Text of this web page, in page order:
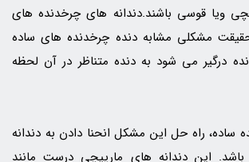
ویا قوسی باشند.دندانه های چرخدنده های
مشکلی مشابه دنده چرخدنده های ساده
درگیر می شود به دنده متناظر در آن لحظه
ساده، راه حل این مشکل انحنا دادن به دندانه
این دندانه های مارپیچی درست مانند